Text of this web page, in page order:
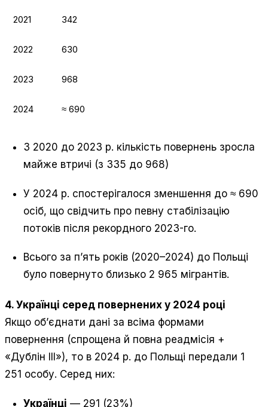
2021 342
2022 630
2023 968
2024 ≈ 690
З 2020 до 2023 р. кількість повернень зросла
майже втричі (з 335 до 968)
У 2024 р. спостерігалося зменшення до ≈ 690
осіб, що свідчить про певну стабілізацію
потоків після рекордного 2023-го.
Всього за п’ять років (2020–2024) до Польщі
було повернуто близько 2 965 мігрантів.
4. Українці серед повернених у 2024 році
Якщо об’єднати дані за всіма формами
повернення (спрощена й повна реадмісія +
«Дублін III»), то в 2024 р. до Польщі передали 1
251 особу. Серед них:
Українці — 291 (23%)